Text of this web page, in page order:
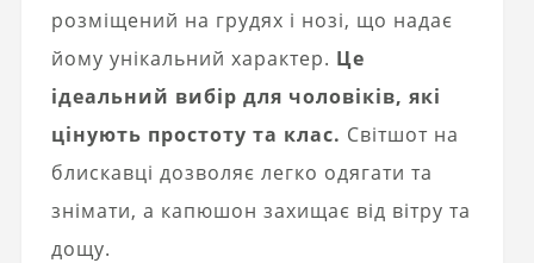
розміщений на грудях і нозі, що надає
йому унікальний характер. Це
ідеальний вибір для чоловіків, які
цінують простоту та клас. Світшот на
блискавці дозволяє легко одягати та
знімати, а капюшон захищає від вітру та
дощу.